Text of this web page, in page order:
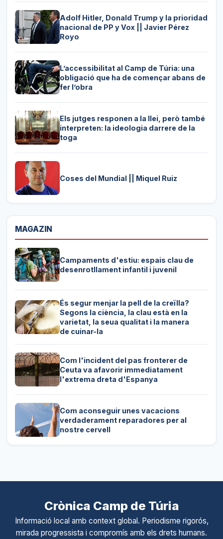
Adolf Hitler, Donald Trump y la prioridad
nacional de PP y Vox || Javier Pérez
Royo
L’accessibilitat al Camp de Túria: una
obligació que ha de començar abans de
fer l’obra
Els jutges responen a la llei, però també
interpreten: la ideologia darrere de la
toga
Coses del Mundial || Miquel Ruiz
MAGAZIN
Campaments d'estiu: espais clau de
desenrotllament infantil i juvenil
És segur menjar la pell de la creïlla?
Segons la ciència, la clau està en la
varietat, la seua qualitat i la manera
de cuinar-la
Com l'incident del pas fronterer de
Ceuta va afavorir immediatament
l'extrema dreta d'Espanya
Com aconseguir unes vacacions
verdaderament reparadores per al
nostre cervell
Crònica Camp de Túria
Informació local amb context global. Periodisme rigorós,
mirada progressista i compromís amb els drets humans.